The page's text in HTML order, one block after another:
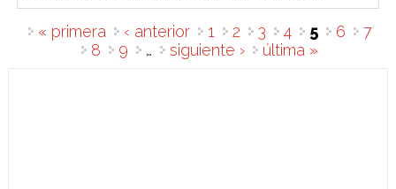
Páginas
« primera ‹ anterior 1 2 3 4 5 6
7
8
9 … siguiente › última »